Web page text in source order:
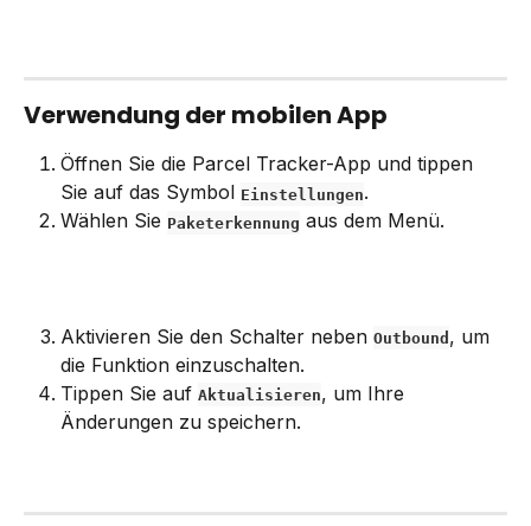
Verwendung der mobilen App
Öffnen Sie die Parcel Tracker-App und tippen
Sie auf das Symbol Einstellungen.
Wählen Sie Paketerkennung aus dem Menü.
Aktivieren Sie den Schalter neben Outbound , um
die Funktion einzuschalten.
Tippen Sie auf Aktualisieren, um Ihre
Änderungen zu speichern.